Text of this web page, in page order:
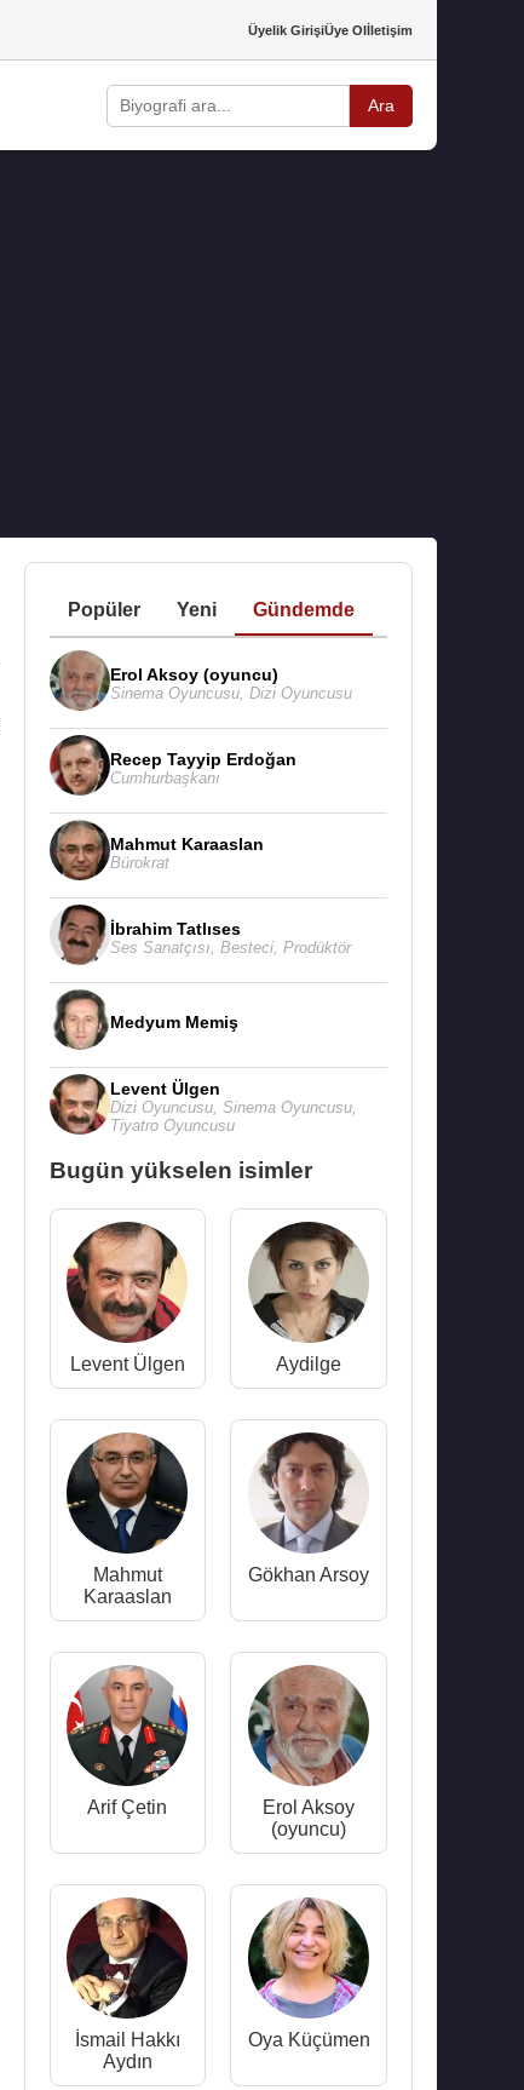
Üyelik GirişiÜye Olİletişim
Ara
Popüler Yeni Gündemde
Erol Aksoy (oyuncu)
Sinema Oyuncusu, Dizi Oyuncusu
Recep Tayyip Erdoğan
Cumhurbaşkanı
Mahmut Karaaslan
Bürokrat
İbrahim Tatlıses
Ses Sanatçısı Besteci, Prodüktör
Medyum Memiş
Levent Ülgen
Dizi Oyuncusu, Sinema Oyuncusu,
Tiyatro Oyuncusu
Bugün yükselen isimler
Levent Ülgen Aydilge
Mahmut
Karaaslan
Gökhan Arsoy
Arif Çetin
Erol Aksoy
(oyuncu)
İsmail Hakkı
Aydın
Oya Küçümen